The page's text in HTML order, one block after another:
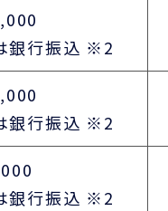
銀行振込 ※2
銀行振込 ※2
銀行振込 ※2